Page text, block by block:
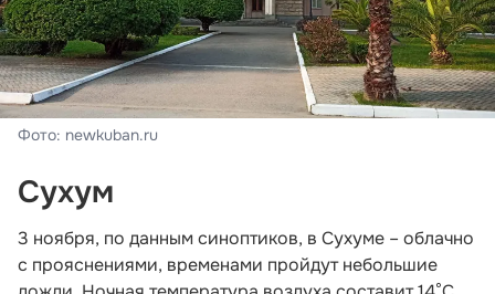
Фото: newkuban.ru
Сухум
3 ноября, по данным синоптиков, в Сухуме – облачно
с прояснениями, временами пройдут небольшие